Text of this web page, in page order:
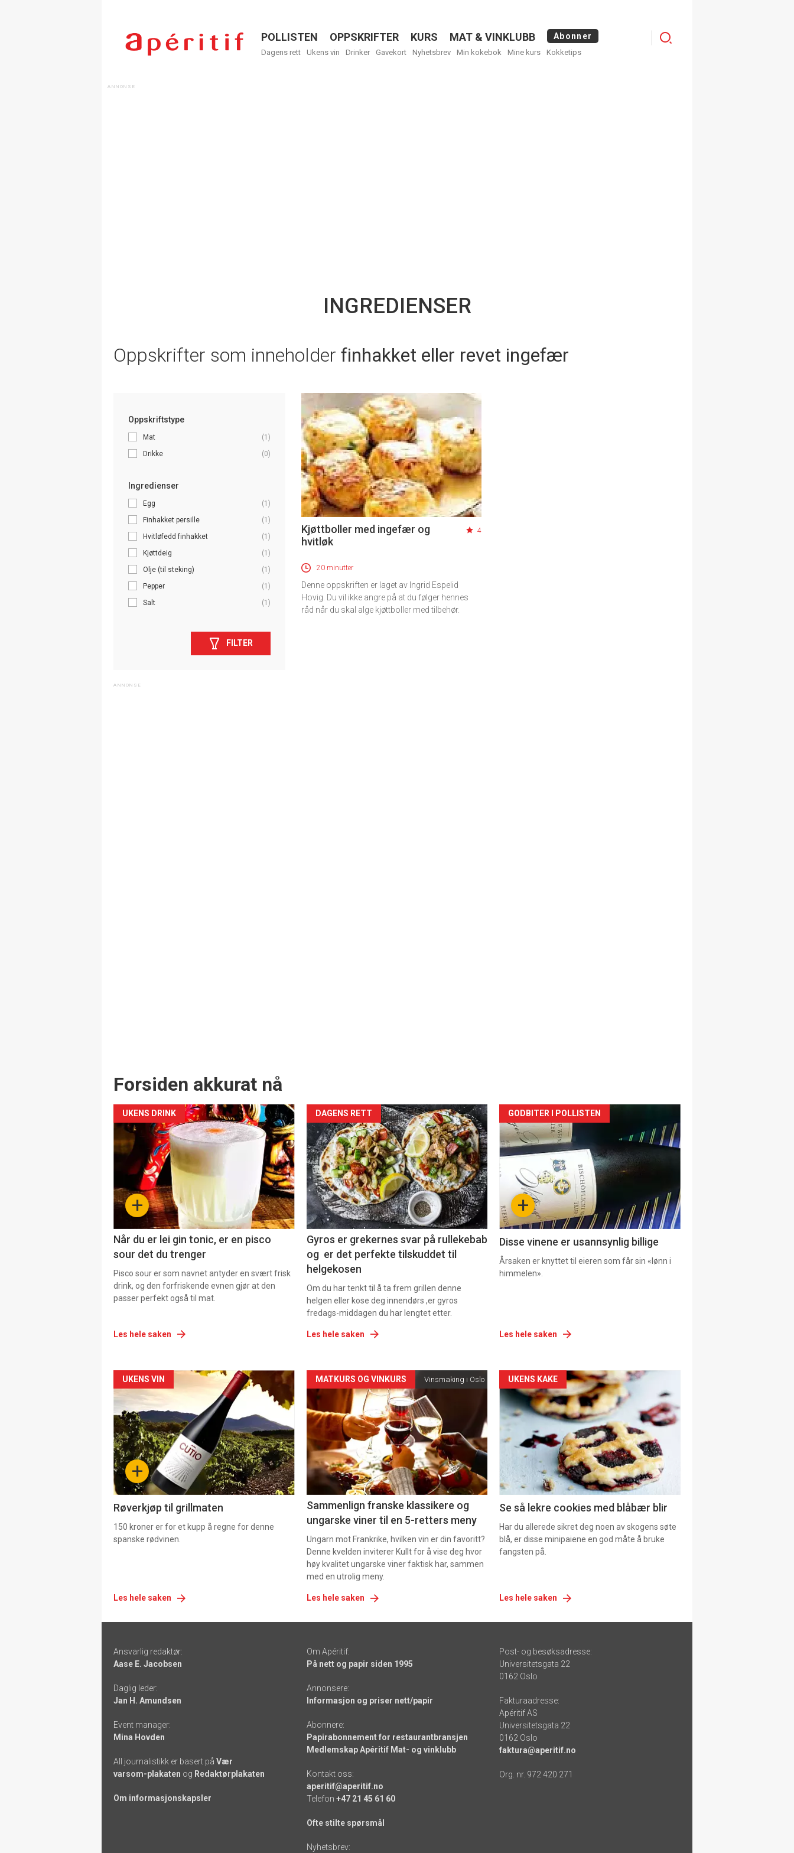
Menu
POLLISTEN OPPSKRIFTER KURS MAT & VINKLUBB Abonner
Dagens rett Ukens vin Drinker Gavekort Nyhetsbrev Min kokebok Mine kurs Kokketips
Logg
INGREDIENSER
Oppskrifter som inneholder finhakket eller revet ingefær
Oppskriftstype
Mat
(1)
Drikke
(0)
Ingredienser
Egg
(1)
Finhakket persille
(1)
Hvitløfedd finhakket
(1)
Kjøttdeig
(1)
Olje (til steking)
(1)
Pepper
(1)
Salt
(1)
FILTER
Kjøttboller med ingefær og
hvitløk
4
20 minutter
Denne oppskriften er laget av Ingrid Espelid
Hovig. Du vil ikke angre på at du følger hennes
råd når du skal alge kjøttboller med tilbehør.
Forsiden akkurat nå
+
UKENS DRINK
Når du er lei gin tonic, er en pisco
sour det du trenger
Pisco sour er som navnet antyder en svært frisk
drink, og den forfriskende evnen gjør at den
passer perfekt også til mat.
Les hele saken
Forsiden
akkurat
nå
-
2
DAGENS RETT
Gyros er grekernes svar på rullekebab
og er det perfekte tilskuddet til
helgekosen
Om du har tenkt til å ta frem grillen denne
helgen eller kose deg innendørs ,er gyros
fredags-middagen du har lengtet etter.
Les hele saken
Forsiden
akkurat
nå
3 +
GODBITER I POLLISTEN
Disse vinene er usannsynlig billige
Årsaken er knyttet til eieren som får sin «lønn i
himmelen».
Les hele saken
Forsiden
akkurat
nå
-
4 +
UKENS VIN
Røverkjøp til grillmaten
150 kroner er for et kupp å regne for denne
spanske rødvinen.
Les hele saken
Forsiden
akkurat
nå
-
5
MATKURS OG VINKURS Vinsmaking i Oslo
Sammenlign franske klassikere og
ungarske viner til en 5-retters meny
Ungarn mot Frankrike, hvilken vin er din favoritt?
Denne kvelden inviterer Kullt for å vise deg hvor
høy kvalitet ungarske viner faktisk har, sammen
med en utrolig meny.
Les hele saken
Forsiden
akkurat
nå
6
UKENS KAKE
Se så lekre cookies med blåbær blir
Har du allerede sikret deg noen av skogens søte
blå, er disse minipaiene en god måte å bruke
fangsten på.
Les hele saken
-
links
Ansvarlig redaktør:
Aase E. Jacobsen
Daglig leder:
Jan H. Amundsen
Event manager:
Mina Hovden
All journalistikk er basert på Vær
varsom-plakaten og Redaktørplakaten
Om informasjonskapsler
Om Apéritif:
På nett og papir siden 1995
Annonsere:
Informasjon og priser nett/papir
Abonnere:
Papirabonnement for restaurantbransjen
Medlemskap Apéritif Mat- og vinklubb
Kontakt oss:
aperitif@aperitif.no
Telefon +47 21 45 61 60
Ofte stilte spørsmål
Nyhetsbrev:
Post- og besøksadresse:
Universitetsgata 22
0162 Oslo
Fakturaadresse:
Apéritif AS
Universitetsgata 22
0162 Oslo
faktura@aperitif.no
Org. nr. 972 420 271